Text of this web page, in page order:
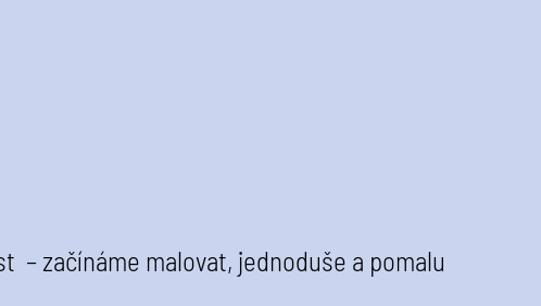
– začínáme malovat, jednoduše a pomalu